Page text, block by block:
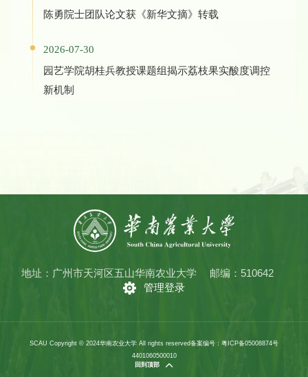
陈勇院士团队论文获《新华文摘》转载
2026-07-30
园艺学院胡桂兵教授课题组揭示荔枝果实酸度调控
新机制
地址：广州市天河区五山华南农业大学
邮编：510642
管理登录
SCAU Copyright © 2024华南农业大学 All rights reserved备案编号：粤ICP备05008874号
4401060500010
回到顶部